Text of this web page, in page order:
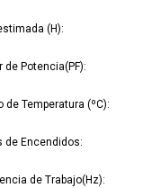
(H)
de Potencia(PF)
de Temperatura (ºC)
de Encendidos
de Trabajo(Hz)